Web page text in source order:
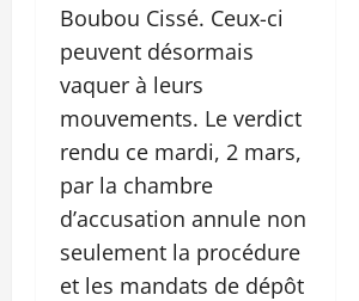
Boubou Cissé. Ceux-ci
peuvent désormais
vaquer à leurs
mouvements. Le verdict
rendu ce mardi, 2 mars,
par la chambre
d’accusation annule non
seulement la procédure
et les mandats de dépôt